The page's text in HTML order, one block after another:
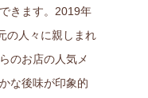
きます。2019年
の人々に親しまれ
のお店の人気メ
な後味が印象的